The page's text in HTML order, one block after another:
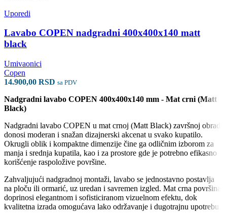
Uporedi
Lavabo COPEN nadgradni 400x400x140 matt
black
Umivaonici
Copen
14.900,00 RSD sa PDV
Nadgradni lavabo COPEN 400x400x140 mm - Mat crni (Matt
Black)
Nadgradni lavabo COPEN u mat crnoj (Matt Black) završnoj obradi
donosi moderan i snažan dizajnerski akcenat u svako kupatilo.
Okrugli oblik i kompaktne dimenzije čine ga odličnim izborom za
manja i srednja kupatila, kao i za prostore gde je potrebno efikasno
korišćenje raspoložive površine.
Zahvaljujući nadgradnoj montaži, lavabo se jednostavno postavlja
na ploču ili ormarić, uz uredan i savremen izgled. Mat crna površina
doprinosi elegantnom i sofisticiranom vizuelnom efektu, dok
kvalitetna izrada omogućava lako održavanje i dugotrajnu upotrebu.